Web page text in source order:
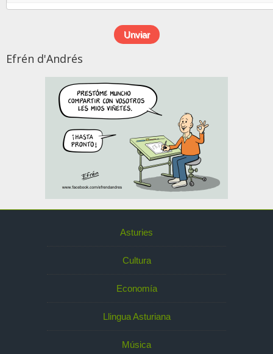
Efrén d'Andrés
Asturies
Cultura
Economía
Llingua Asturiana
Música